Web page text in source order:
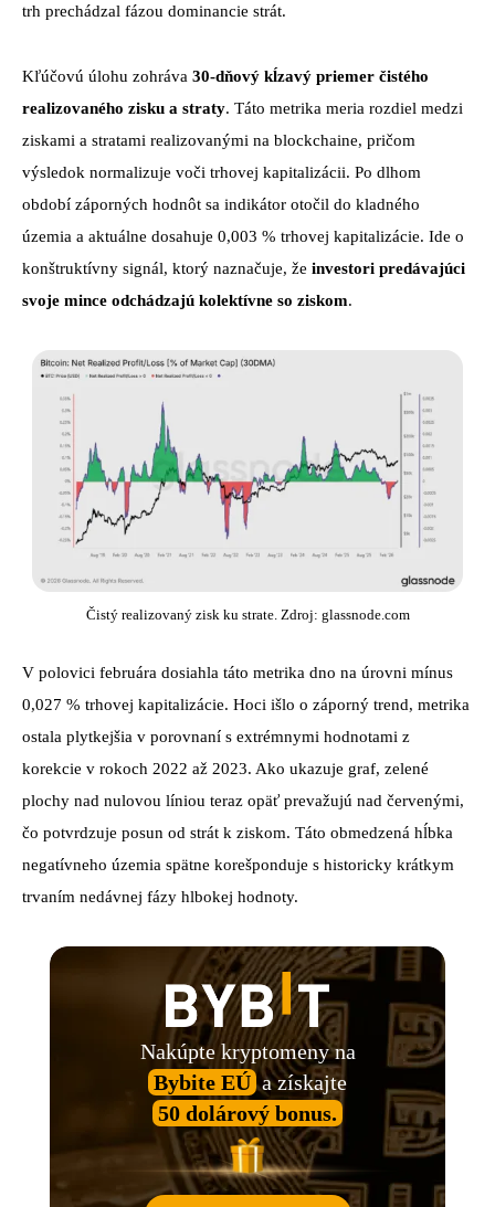
trh prechádzal fázou dominancie strát.
Kľúčovú úlohu zohráva 30-dňový kĺzavý priemer čistého
realizovaného zisku a straty. Táto metrika meria rozdiel medzi
ziskami a stratami realizovanými na blockchaine, pričom
výsledok normalizuje voči trhovej kapitalizácii. Po dlhom
období záporných hodnôt sa indikátor otočil do kladného
územia a aktuálne dosahuje 0,003 % trhovej kapitalizácie. Ide o
konštruktívny signál, ktorý naznačuje, že investori predávajúci
svoje mince odchádzajú kolektívne so ziskom.
Čistý realizovaný zisk ku strate. Zdroj: glassnode.com
V polovici februára dosiahla táto metrika dno na úrovni mínus
0,027 % trhovej kapitalizácie. Hoci išlo o záporný trend, metrika
ostala plytkejšia v porovnaní s extrémnymi hodnotami z
korekcie v rokoch 2022 až 2023. Ako ukazuje graf, zelené
plochy nad nulovou líniou teraz opäť prevažujú nad červenými,
čo potvrdzuje posun od strát k ziskom. Táto obmedzená hĺbka
negatívneho územia spätne korešponduje s historicky krátkym
trvaním nedávnej fázy hlbokej hodnoty.
Nakúpte kryptomeny na
Bybite EÚ a získajte
50 dolárový bonus.